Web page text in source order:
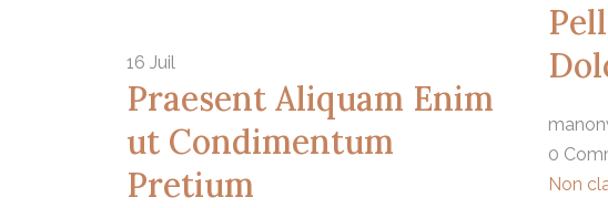
16 Juil
Praesent Aliquam Enim
ut Condimentum
Pretium
0
Non